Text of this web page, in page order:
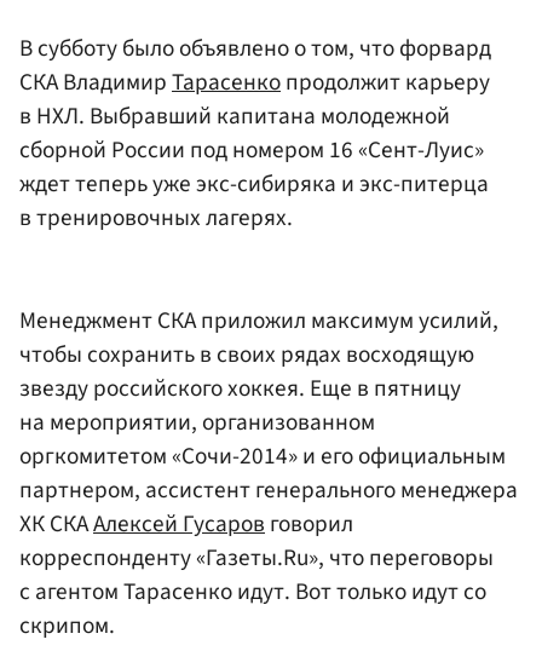
В субботу было объявлено о том, что форвард
СКА ВладимирТарасенкопродолжит карьеру
в НХЛ. Выбравший капитана молодежной
сборной России под номером 16 «Сент-Луис»
ждет теперь уже экс-сибиряка и экс-питерца
в тренировочных лагерях.
Менеджмент СКА приложил максимум усилий,
чтобы сохранить в своих рядах восходящую
звезду российского хоккея. Еще в пятницу
на мероприятии, организованном
оргкомитетом «Сочи-2014» и его официальным
партнером, ассистент генерального менеджера
ХК СКААлексей Гусаровговорил
корреспонденту «Газеты.Ru», что переговоры
с агентом Тарасенко идут. Вот только идут со
скрипом.